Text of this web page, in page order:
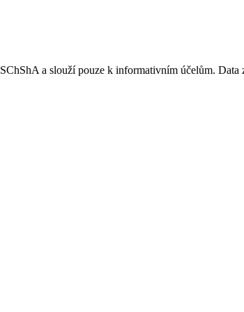
a slouží pouze k informativním účelům.